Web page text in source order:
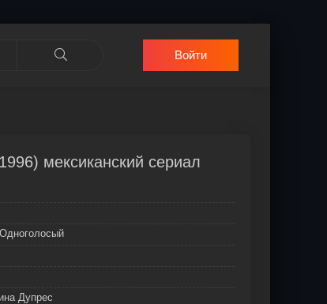
Войти
мексиканский сериал
Дупрес